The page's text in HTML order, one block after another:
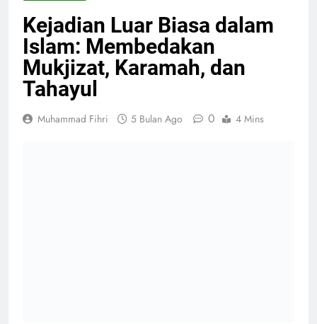
Kejadian Luar Biasa dalam
Islam: Membedakan
Mukjizat, Karamah, dan
Tahayul
Muhammad Fihri 5 Bulan Ago 0 4 Mins